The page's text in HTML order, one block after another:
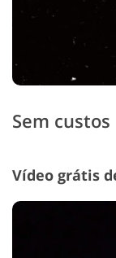
Sem custos